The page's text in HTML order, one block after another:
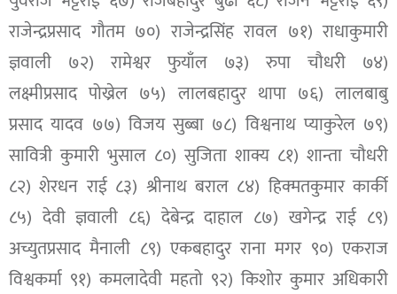
राजेन्द्रप्रसाद गौतम ७०) राजेन्द्रसिंह रावल ७१) राधाकुमारी
ज्ञवाली ७२) रामेश्वर फुयाँल ७३) रुपा चौधरी ७४)
लक्ष्मीप्रसाद पोख्रेल ७५) लालबहादुर थापा ७६) लालबाबु
प्रसाद यादव ७७) विजय सुब्बा ७८) विश्वनाथ प्याकुरेल ७९)
सावित्री कुमारी भुसाल ८०) सुजिता शाक्य ८१) शान्ता चौधरी
८२) शेरधन राई ८३) श्रीनाथ बराल ८४) हिक्मतकुमार कार्की
८५) देवी ज्ञवाली ८६) देबेन्द्र दाहाल ८७) खगेन्द्र राई ८९)
अच्युतप्रसाद मैनाली ८९) एकबहादुर राना मगर ९०) एकराज
विश्वकर्मा ९१) कमलादेवी महतो ९२) किशोर कुमार अधिकारी